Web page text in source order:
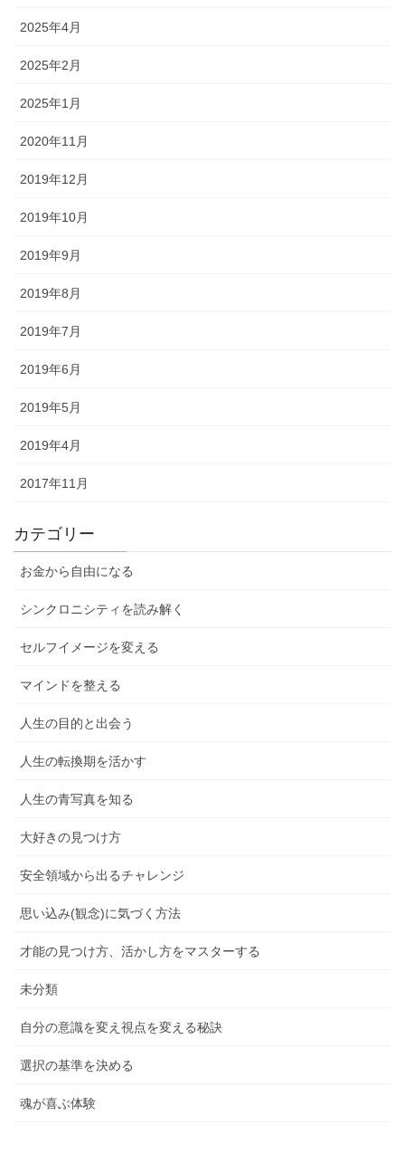
2025年4月
2025年2月
2025年1月
2020年11月
2019年12月
2019年10月
2019年9月
2019年8月
2019年7月
2019年6月
2019年5月
2019年4月
2017年11月
カテゴリー
お金から自由になる
シンクロニシティを読み解く
セルフイメージを変える
マインドを整える
人生の目的と出会う
人生の転換期を活かす
人生の青写真を知る
大好きの見つけ方
安全領域から出るチャレンジ
思い込み(観念)に気づく方法
才能の見つけ方、活かし方をマスターする
未分類
自分の意識を変え視点を変える秘訣
選択の基準を決める
魂が喜ぶ体験